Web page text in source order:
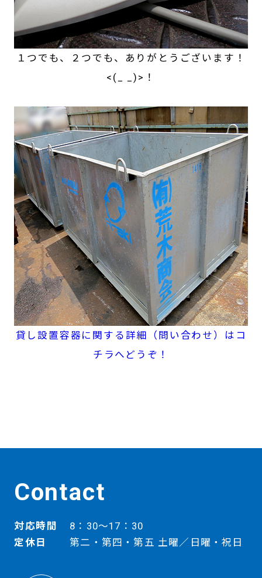
１つでも、２つでも、ありがとうございます！
<(_ _)>！
貸し設置容器に関する詳細（問い合わせ）はコ
チラへどうぞ！
Contact
対応時間
8：30～17：30
定休日
第二・第四・第五 土曜／日曜・祝日